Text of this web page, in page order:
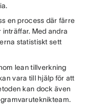
en process där färre
Med andra
statistiskt sett
lean tillverkning
vara till hjälp för att
kan dock även